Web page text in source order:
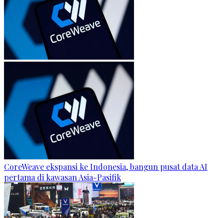
CoreWeave ekspansi ke Indonesia, bangun pusat data AI
pertama di kawasan Asia-Pasifik